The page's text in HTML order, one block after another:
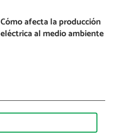
Cómo afecta la producción
eléctrica al medio ambiente